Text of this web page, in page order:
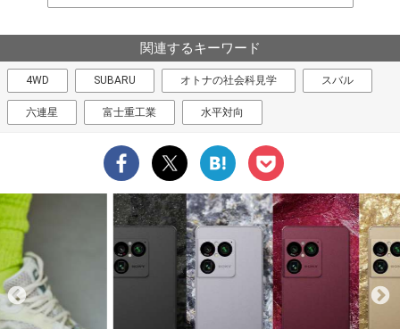
関連するキーワード
4WD SUBARU オトナの社会科見学 スバル
六連星 富士重工業 水平対向